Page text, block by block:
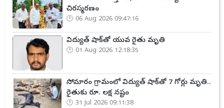
చిరస్మరణం
06 Aug 2026 09:47:16
విద్యుత్ షాక్‌తో యువ రైతు మృతి
01 Aug 2026 12:18:35
సోమారం గ్రామంలో విద్యుత్ షాక్‌తో 7 గోర్లు మృతి..
రైతుకు రూ. లక్ష నష్టం
31 Jul 2026 09:11:38